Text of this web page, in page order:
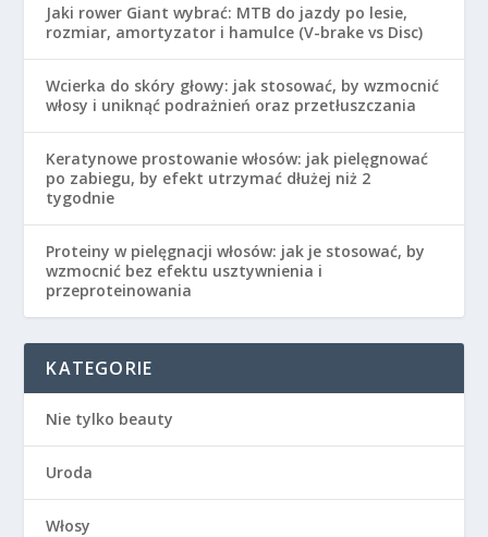
Jaki rower Giant wybrać: MTB do jazdy po lesie,
rozmiar, amortyzator i hamulce (V-brake vs Disc)
Wcierka do skóry głowy: jak stosować, by wzmocnić
włosy i uniknąć podrażnień oraz przetłuszczania
Keratynowe prostowanie włosów: jak pielęgnować
po zabiegu, by efekt utrzymać dłużej niż 2
tygodnie
Proteiny w pielęgnacji włosów: jak je stosować, by
wzmocnić bez efektu usztywnienia i
przeproteinowania
KATEGORIE
Nie tylko beauty
Uroda
Włosy